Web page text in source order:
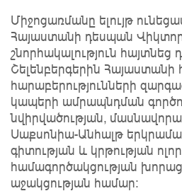
Միջոցառմանը ելույթ
Հայաստանի դեսպան
շնորհակալություն հայտնեց
Շելենբերգերին Հայաստանի
հարաբերությունների
կապերի ամրապնդման
նվիրվածության,
Սաքսոնիա-Անհալթ
գիտության և կրթության
համագործակցության
աջակցության համար։